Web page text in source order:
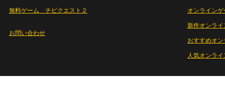
無料ゲーム チビクエスト２
お問い合わせ
オンライン
新作オンライ
おすすめオ
人気オンラ